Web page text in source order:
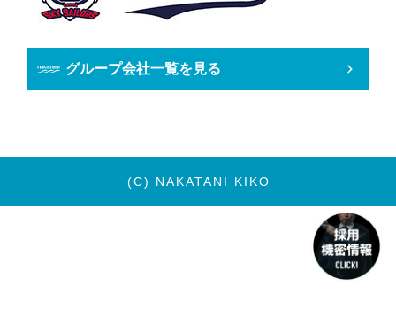
グループ会社一覧を見る
(C) NAKATANI KIKO